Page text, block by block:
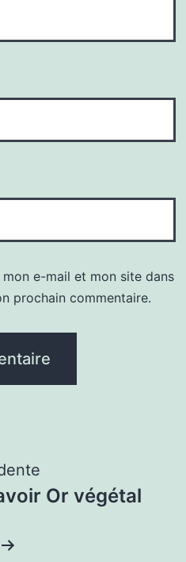
e-mail et mon site dans
prochain commentaire.
Or végétal